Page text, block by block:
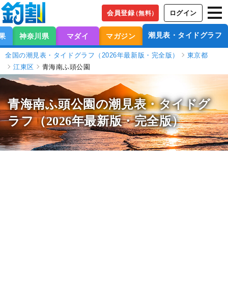
会員登録（無料） ログイン
神奈川県 マダイ マガジン 潮見表・タイドグラフ
全国の潮見表・タイドグラフ（2026年最新版・完全版）
東京都
江東区
青海南ふ頭公園
青海南ふ頭公園の潮見表・タイドグ
ラフ（2026年最新版・完全版）